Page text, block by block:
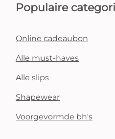
Populaire
Online cadeaubon
Alle must-haves
Alle slips
Shapewear
Voorgevormde bh's